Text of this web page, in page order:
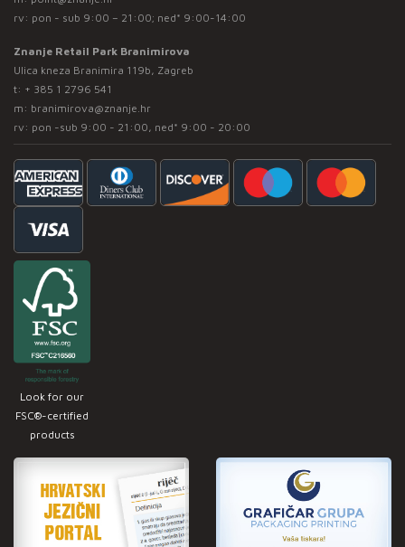
rv: pon - sub 9:00 – 21:00; ned* 9:00-14:00
Znanje Retail Park Branimirova
Ulica kneza Branimira 119b, Zagreb
t: + 385 1 2796 541
m: branimirova@znanje.hr
rv: pon -sub 9:00 - 21:00, ned* 9:00 - 20:00
Look for our
FSC®-certified
products